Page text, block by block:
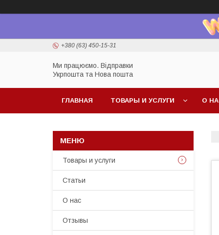
+380 (63) 450-15-31
Ми працюємо. Відправки
Укрпошта та Нова пошта
ГЛАВНАЯ ТОВАРЫ И УСЛУГИ О
Товары и услуги
Статьи
О нас
Отзывы